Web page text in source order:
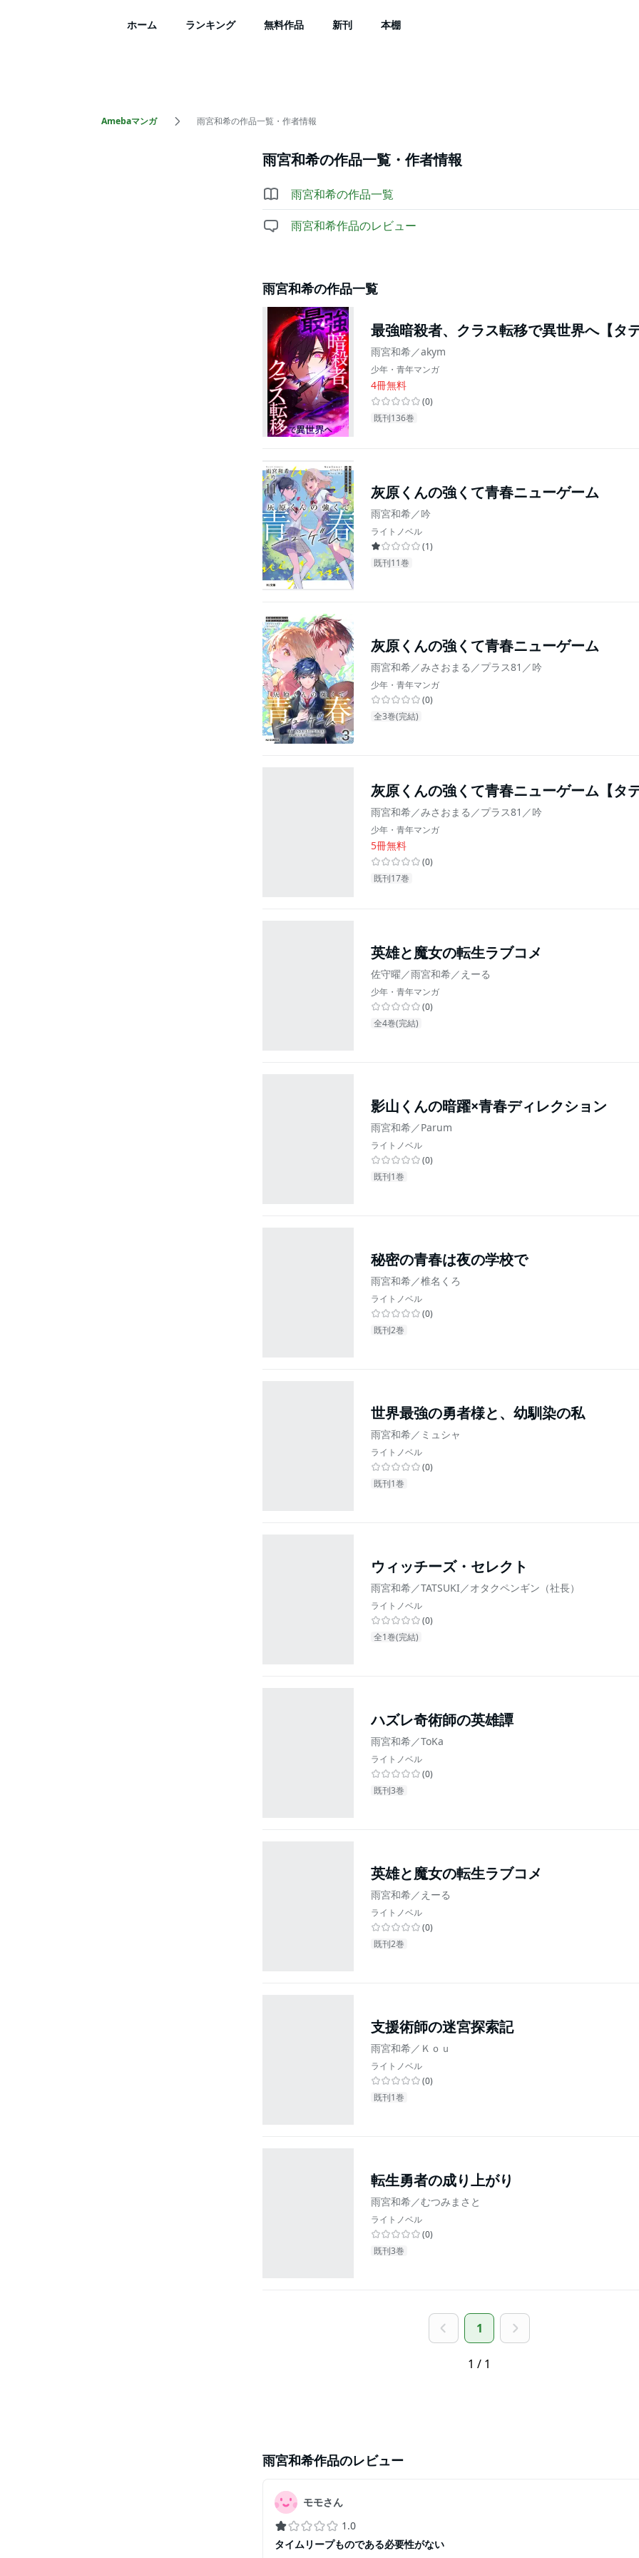
ホーム ランキング 無料作品 新刊 本棚
Amebaマンガ 雨宮和希の作品一覧・作者情報
雨宮和希の作品一覧・作者情報
雨宮和希の作品一覧
雨宮和希作品のレビュー
雨宮和希の作品一覧
最強暗殺者、クラス転移で異世界へ【タ
雨宮和希／akym
少年・青年マンガ
4冊無料
(0)
既刊136巻
灰原くんの強くて青春ニューゲーム
雨宮和希／吟
ライトノベル
(1)
既刊11巻
灰原くんの強くて青春ニューゲーム
雨宮和希／みさおまる／プラス81／吟
少年・青年マンガ
(0)
全3巻(完結)
灰原くんの強くて青春ニューゲーム【タ
雨宮和希／みさおまる／プラス81／吟
少年・青年マンガ
5冊無料
(0)
既刊17巻
英雄と魔女の転生ラブコメ
佐守曜／雨宮和希／えーる
少年・青年マンガ
(0)
全4巻(完結)
影山くんの暗躍×青春ディレクション
雨宮和希／Parum
ライトノベル
(0)
既刊1巻
秘密の青春は夜の学校で
雨宮和希／椎名くろ
ライトノベル
(0)
既刊2巻
世界最強の勇者様と、幼馴染の私
雨宮和希／ミュシャ
ライトノベル
(0)
既刊1巻
ウィッチーズ・セレクト
雨宮和希／TATSUKI／オタクペンギン（社長）
ライトノベル
(0)
全1巻(完結)
ハズレ奇術師の英雄譚
雨宮和希／ToKa
ライトノベル
(0)
既刊3巻
英雄と魔女の転生ラブコメ
雨宮和希／えーる
ライトノベル
(0)
既刊2巻
支援術師の迷宮探索記
雨宮和希／Ｋｏｕ
ライトノベル
(0)
既刊1巻
転生勇者の成り上がり
雨宮和希／むつみまさと
ライトノベル
(0)
既刊3巻
1
1 / 1
雨宮和希作品のレビュー
モモさん
1.0
タイムリープものである必要性がない